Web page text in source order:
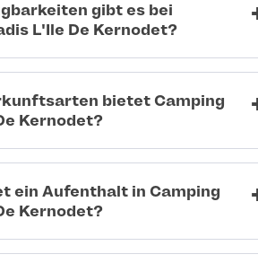
gibt es bei
L'Ile De Kernodet?
bietet Camping
Kernodet?
ein Aufenthalt in Camping
Kernodet?